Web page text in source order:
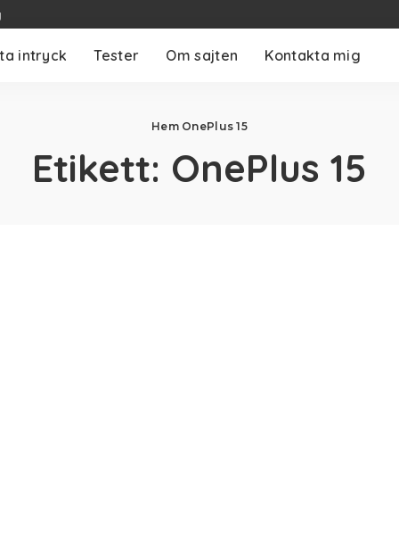
intryck Tester Om sajten Kontakta mig
Hem OnePlus 15
Etikett: OnePlus 15